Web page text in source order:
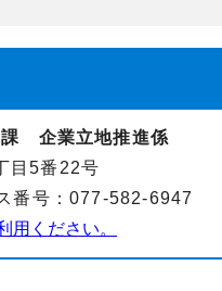
企業立地推進係
目5番22号
番号：077-582-6947
用ください。